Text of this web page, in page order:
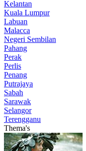
Kelantan
Kuala Lumpur
Labuan
Malacca
Negeri Sembilan
Pahang
Perak
Perlis
Penang
Putrajaya
Sabah
Sarawak
Selangor
Terengganu
Thema's